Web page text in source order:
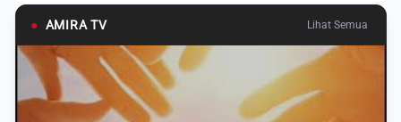
● AMIRA TV Lihat Semua